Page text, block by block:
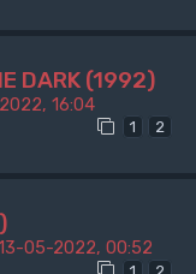
DARK (1992)
16:04
1 2
05-2022, 00:52